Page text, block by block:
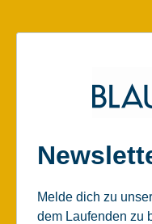
Melde dich zu
dem Laufenden zu